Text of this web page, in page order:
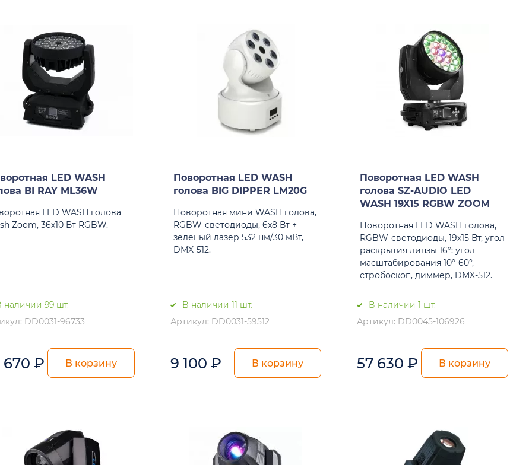
LED WASH
BI RAY ML36W
LED WASH голова
Zoom, 36х10 Вт RGBW.
наличии 99 шт.
DD0031-96733
670 ₽ В корзину
Поворотная LED WASH
голова BIG DIPPER LM20G
Поворотная мини WASH голова,
RGBW-светодиоды, 6х8 Вт +
зеленый лазер 532 нм/30 мВт,
DMX-512.
В наличии 11 шт.
Артикул: DD0031-59512
9 100 ₽ В корзину
Поворотная LED WASH
голова SZ-AUDIO LED
WASH 19X15 RGBW ZOOM
Поворотная LED WASH голова,
RGBW-светодиоды, 19x15 Вт, угол
раскрытия линзы 16°; угол
масштабирования 10°-60°,
стробоскоп, диммер, DMX-512.
В наличии 1 шт.
Артикул: DD0045-106926
57 630₽ В корзину